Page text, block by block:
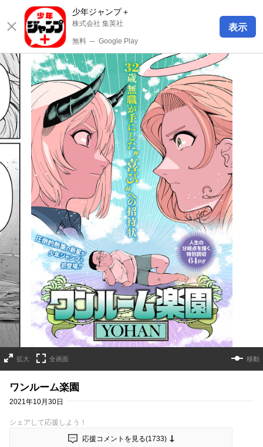
少年ジャンプ＋
株式会社 集英社
無料 ─ Google Play
表示
拡大 全画面 移動
ワンルーム楽園
2021年10月30日
シェアして応援しよう！
応援コメントを見る(1733)